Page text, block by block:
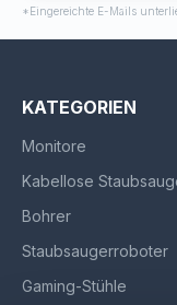
*Eingereichte E-Mails
KATEGORIEN
Monitore
Kabellose
Bohrer
Staubsaugerroboter
Gaming-Stühle